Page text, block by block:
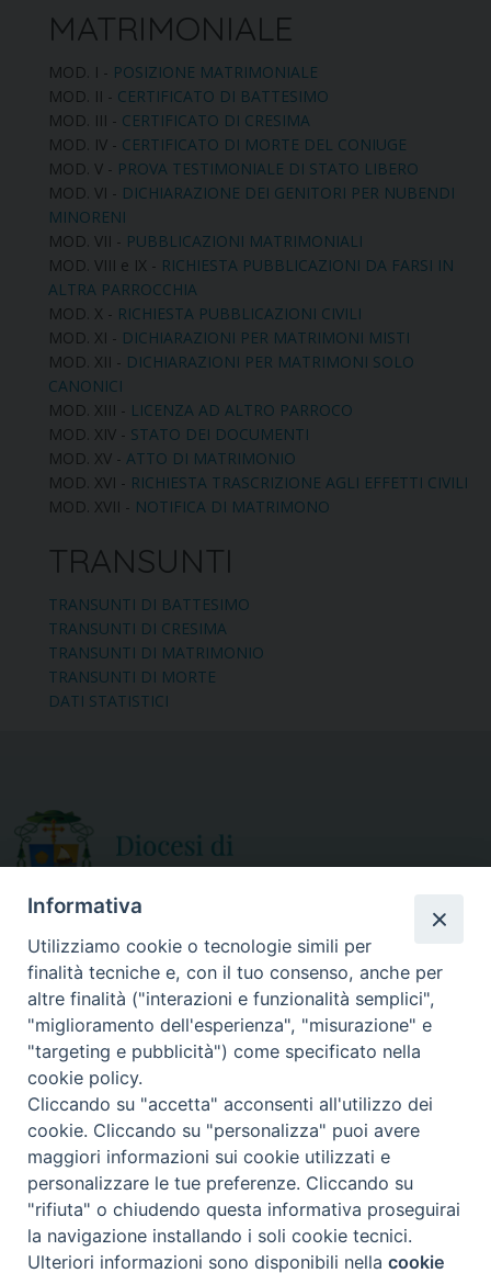
MATRIMONIALE
MOD. I - POSIZIONE MATRIMONIALE
MOD. II - CERTIFICATO DI BATTESIMO
MOD. III - CERTIFICATO DI CRESIMA
MOD. IV - CERTIFICATO DI MORTE DEL CONIUGE
MOD. V - PROVA TESTIMONIALE DI STATO LIBERO
MOD. VI - DICHIARAZIONE DEI GENITORI PER NUBENDI
MINORENI
MOD. VII - PUBBLICAZIONI MATRIMONIALI
MOD. VIII e IX - RICHIESTA PUBBLICAZIONI DA FARSI IN
ALTRA PARROCCHIA
MOD. X - RICHIESTA PUBBLICAZIONI CIVILI
MOD. XI - DICHIARAZIONI PER MATRIMONI MISTI
MOD. XII - DICHIARAZIONI PER MATRIMONI SOLO
CANONICI
MOD. XIII - LICENZA AD ALTRO PARROCO
MOD. XIV - STATO DEI DOCUMENTI
MOD. XV - ATTO DI MATRIMONIO
MOD. XVI - RICHIESTA TRASCRIZIONE AGLI EFFETTI CIVILI
MOD. XVII - NOTIFICA DI MATRIMONO
TRANSUNTI
TRANSUNTI DI BATTESIMO
TRANSUNTI DI CRESIMA
TRANSUNTI DI MATRIMONIO
TRANSUNTI DI MORTE
DATI STATISTICI
CURIA DIOCESANA
Via Episcopio, 15
89852 MILETO (VV)
Telefono: 0963.338 080
em@il:
curia@diocesimileto.it
ORARIO APERTURA
Mercoledì e Sabato
dalle 10.00 alle 12.30
Copyright © 2019 Diocesi di Mileto-Nicotera-Tropea - Tutti i diritti
riservati. - Note legali - Privacy policy
Informativa
Utilizziamo cookie o tecnologie simili per
finalità tecniche e, con il tuo consenso, anche per
altre finalità ("interazioni e funzionalità semplici",
"miglioramento dell'esperienza", "misurazione" e
"targeting e pubblicità") come specificato nella
cookie policy.
Cliccando su "accetta" acconsenti all'utilizzo dei
cookie. Cliccando su "personalizza" puoi avere
maggiori informazioni sui cookie utilizzati e
personalizzare le tue preferenze. Cliccando su
"rifiuta" o chiudendo questa informativa proseguirai
la navigazione installando i soli cookie tecnici.
Ulteriori informazioni sono disponibili nellacookie